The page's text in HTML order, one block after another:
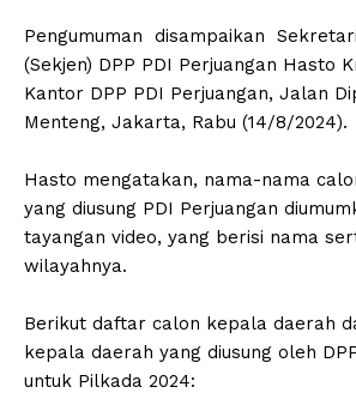
Pengumuman disampaikan
(Sekjen) DPP PDI Perjuangan Hasto
Kantor DPP PDI Perjuangan, Jalan
Menteng, Jakarta, Rabu (14/8/2024).
Hasto mengatakan, nama-nama
yang diusung PDI Perjuangan
tayangan video, yang berisi nama
wilayahnya.
Berikut daftar calon kepala daerah
kepala daerah yang diusung oleh
untuk Pilkada 2024: